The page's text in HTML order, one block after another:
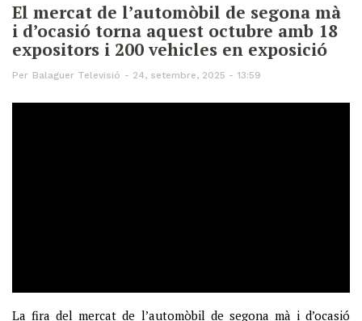
El mercat de l’automòbil de segona mà
i d’ocasió torna aquest octubre amb 18
expositors i 200 vehicles en exposició
Per Balaguer Televisió 24, setembre, 2025 - 13:59
La fira del mercat de l’automòbil de segona mà i d’ocasió